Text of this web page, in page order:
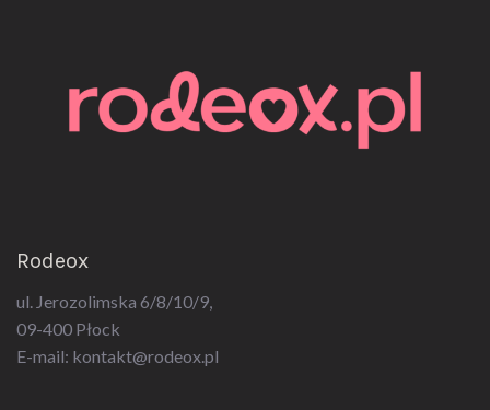
Rodeox
ul. Jerozolimska 6/8/10/9,
09-400 Płock
E-mail: kontakt@rodeox.pl